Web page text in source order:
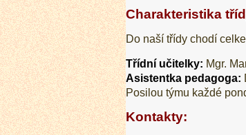
Charakteristika
Do naší třídy chodí
Třídní učitelky: Mgr.
Asistentka pedagoga:
Posilou týmu každé
Kontakty: